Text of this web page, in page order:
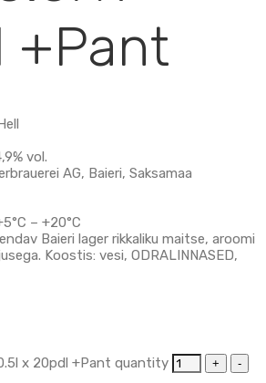
+Pant
vol.
AG, Baieri, Saksamaa
– +20°C
Baieri lager rikkaliku maitse, aroomi
Koostis: vesi, ODRALINNASED,
x 20pdl +Pant quantity